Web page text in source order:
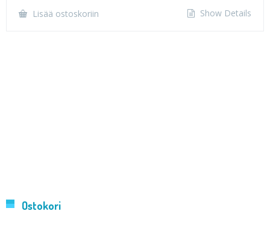
Lisää ostoskoriin Show Details
Ostokori